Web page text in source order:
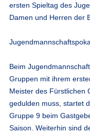
ersten Spieltag des
Damen und Herren der
Beim
Gruppen mit ihrem
Meister des Fürstlichen
gedulden muss, startet
Gruppe 9 beim
Saison. Weiterhin sind